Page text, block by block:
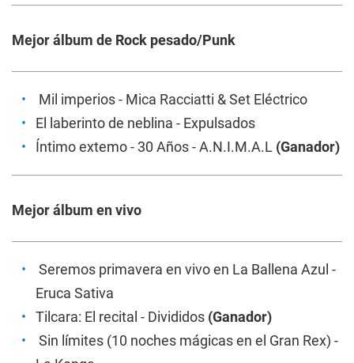
Mejor álbum de Rock pesado/Punk
Mil imperios- Mica Racciatti & Set Eléctrico
El laberinto de neblina - Expulsados
Íntimo extemo- 30 Años - A.N.I.M.A.L (Ganador)
Mejor álbum en vivo
Seremos primavera en vivo en La Ballena Azul -
Eruca Sativa
Tilcara: El recital - Divididos (Ganador)
Sin límites (10 noches mágicas en el Gran Rex) -